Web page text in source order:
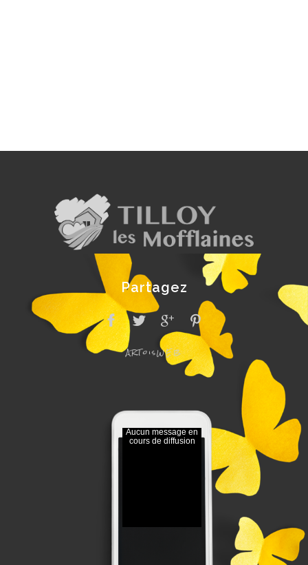
Partagez
ARToisWEB